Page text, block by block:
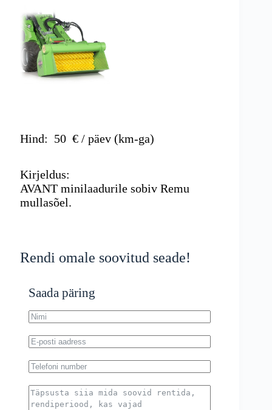
Hind: 50 € / päev (km-ga)
Kirjeldus:
AVANT minilaadurile sobiv Remu
mullasõel.
Rendi omale soovitud seade!
Saada päring